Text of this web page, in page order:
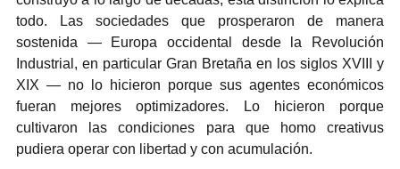
todo. Las sociedades que prosperaron de manera
sostenida — Europa occidental desde la Revolución
Industrial, en particular Gran Bretaña en los siglos XVIII y
XIX — no lo hicieron porque sus agentes económicos
fueran mejores optimizadores. Lo hicieron porque
cultivaron las condiciones para que homo creativus
pudiera operar con libertad y con acumulación.